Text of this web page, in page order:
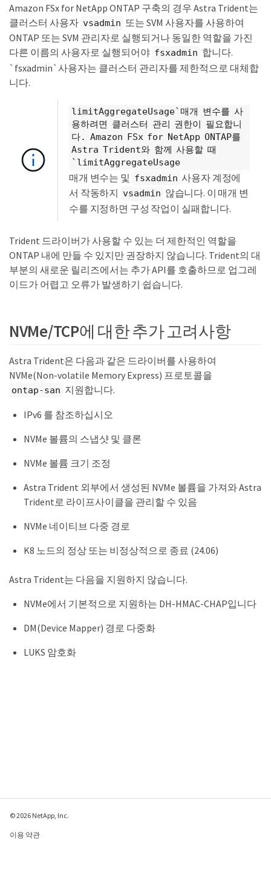
Amazon FSx for NetApp ONTAP 구축의 경우 Astra Trident는
클러스터 사용자 vsadmin 또는 SVM 사용자를 사용하여
ONTAP 또는 SVM 관리자로 실행되거나 동일한 역할을 가진
다른 이름의 사용자로 실행되어야 fsxadmin 합니다.
`fsxadmin`사용자는 클러스터 관리자를 제한적으로 대체합
니다.
limitAggregateUsage`매개 변수를 사
용하려면 클러스터 관리 권한이 필요합니
다. Amazon FSx for NetApp ONTAP를
Astra Trident와 함께 사용할 때
`limitAggregateUsage
매개 변수는 및 fsxadmin 사용자 계정에
서 작동하지 vsadmin 않습니다. 이 매개 변
수를 지정하면 구성 작업이 실패합니다.
Trident 드라이버가 사용할 수 있는 더 제한적인 역할을
ONTAP 내에 만들 수 있지만 권장하지 않습니다. Trident의 대
부분의 새로운 릴리즈에서는 추가 API를 호출하므로 업그레
이드가 어렵고 오류가 발생하기 쉽습니다.
NVMe/TCP에 대한 추가 고려사항
Astra Trident은 다음과 같은 드라이버를 사용하여
NVMe(Non-volatile Memory Express) 프로토콜을
ontap-san 지원합니다.
IPv6 를 참조하십시오
NVMe 볼륨의 스냅샷 및 클론
NVMe 볼륨 크기 조정
Astra Trident 외부에서 생성된 NVMe 볼륨을 가져와 Astra
Trident로 라이프사이클을 관리할 수 있음
NVMe 네이티브 다중 경로
K8 노드의 정상 또는 비정상적으로 종료 (24.06)
Astra Trident는 다음을 지원하지 않습니다.
NVMe에서 기본적으로 지원하는 DH-HMAC-CHAP입니다
DM(Device Mapper) 경로 다중화
LUKS 암호화
© 2026 NetApp, Inc.
이용 약관